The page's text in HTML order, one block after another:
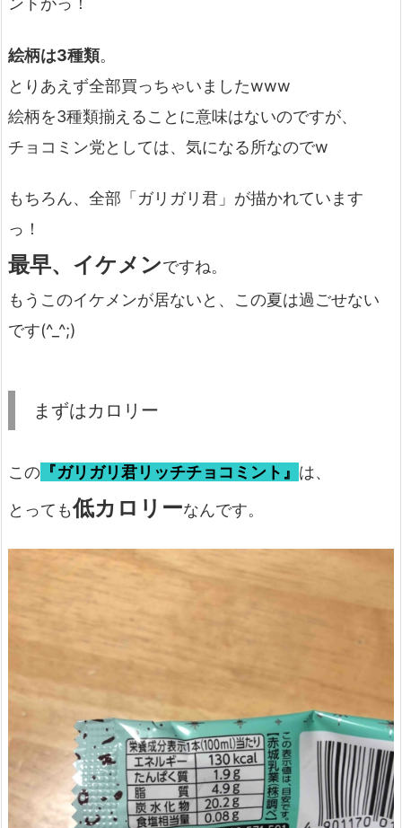
絵柄は3種類。
とりあえず全部買っちゃいましたwww
絵柄を3種類揃えることに意味はないのですが、
チョコミン党としては、気になる所なのでw
もちろん、全部「ガリガリ君」が描かれています
っ！
最早、イケメンですね。
もうこのイケメンが居ないと、この夏は過ごせない
です(^_^;)
まずはカロリー
この 『ガリガリ君リッチチョコミント』 は、
とっても低カロリーなんです。